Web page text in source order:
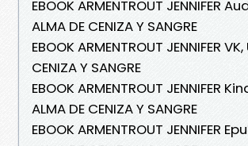
EBOOK ARMENTROUT JENNIFER
ALMA DE CENIZA Y SANGRE
EBOOK ARMENTROUT JENNIFER
CENIZA Y SANGRE
EBOOK ARMENTROUT JENNIFER
ALMA DE CENIZA Y SANGRE
EBOOK ARMENTROUT JENNIFER